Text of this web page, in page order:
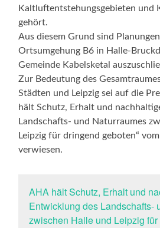
Kaltluftentstehungsgebieten und
gehört.
Aus diesem Grund sind
Ortsumgehung B6 in Halle-
Gemeinde Kabelsketal
Zur Bedeutung des
Städten und Leipzig sei auf die
hält Schutz, Erhalt und
Landschafts- und Naturraumes
Leipzig für dringend geboten“
verwiesen.
AHA hält Schutz, Erhalt und
Entwicklung des Landschafts-
zwischen Halle und Leipzig